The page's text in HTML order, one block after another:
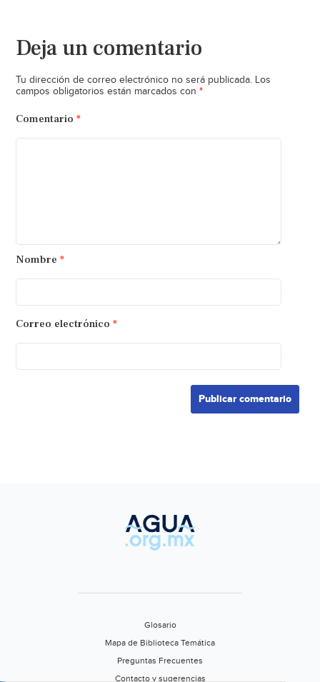
Deja un comentario
Tu dirección de correo electrónico no será publicada. Los
campos obligatorios están marcados con *
Comentario *
Nombre *
Correo electrónico *
Glosario
Mapa de Biblioteca Temática
Preguntas Frecuentes
Contacto y sugerencias